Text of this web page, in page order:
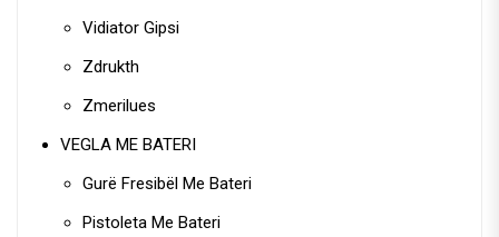
Vidiator Gipsi
Zdrukth
Zmerilues
VEGLA ME BATERI
Gurë Fresibël Me Bateri
Pistoleta Me Bateri